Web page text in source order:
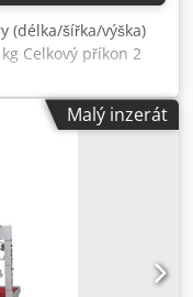
(délka/šířka/výška)
Celkový příkon 2
- Lisovací plocha
topné desky -
plně navržené
mm - 10
čerpadlo 1,5
a skutečné
pro synchronní
CE -
6500 mm
Malý inzerát